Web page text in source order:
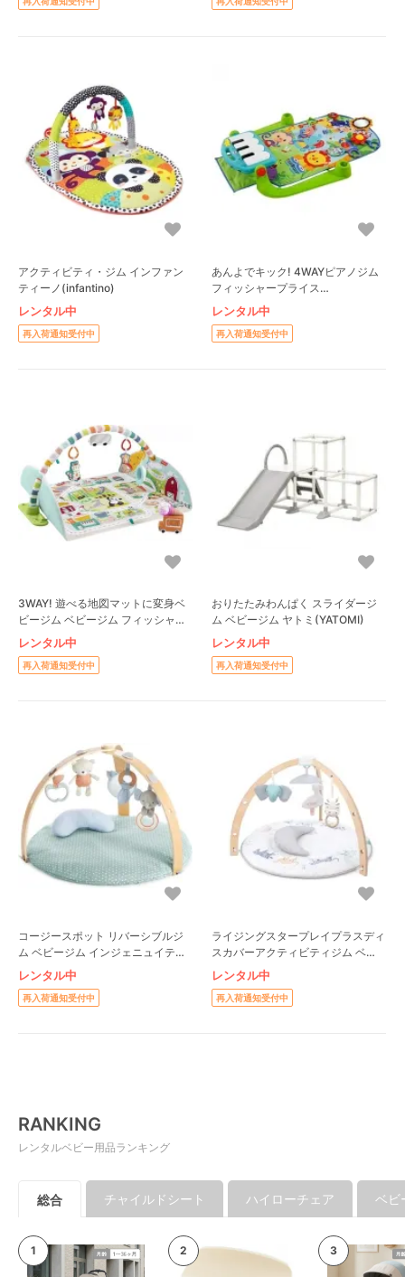
アクティビティ・ジム インファン
ティーノ(infantino)
レンタル中
再入荷通知受付中
あんよでキック! 4WAYピアノジム
フィッシャープライス
(FisherPrice) ベビージム
レンタル中
再入荷通知受付中
3WAY! 遊べる地図マットに変身ベ
ビージム ベビージム フィッシャー
プライス(Fisher Price)
レンタル中
再入荷通知受付中
おりたたみわんぱく スライダージ
ム ベビージム ヤトミ(YATOMI)
レンタル中
再入荷通知受付中
コージースポット リバーシブルジ
ム ベビージム インジェニュイティ
(ingenuity)
レンタル中
再入荷通知受付中
ライジングスタープレイプラスディ
スカバーアクティビティジム ベビ
ージム エイデンアンドアネイ
(ADEN +ANAIS)
レンタル中
再入荷通知受付中
RANKING
レンタルベビー用品ランキング
総合 チャイルドシート ハイローチェア ベビ